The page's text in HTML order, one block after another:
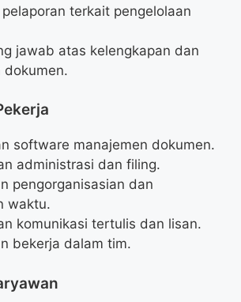
terkait pengelolaan
jawab atas kelengkapan dan
dokumen.
software manajemen dokumen.
administrasi dan filing.
pengorganisasian dan
waktu.
komunikasi tertulis dan lisan.
bekerja dalam tim.